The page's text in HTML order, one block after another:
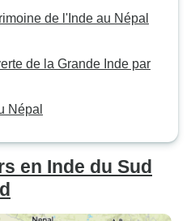
de l'Inde au Népal
de la Grande Inde par
Népal
en Inde du Sud